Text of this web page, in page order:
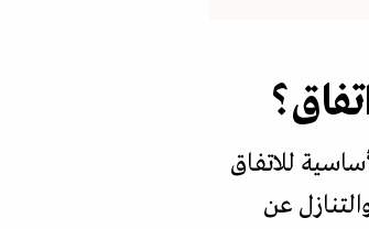
للاتفاق
عن